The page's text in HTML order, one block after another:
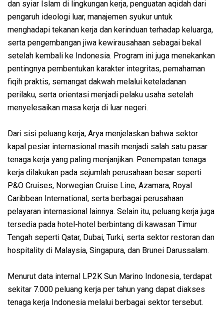
dan syiar Islam di lingkungan kerja, penguatan aqidah dari
pengaruh ideologi luar, manajemen syukur untuk
menghadapi tekanan kerja dan kerinduan terhadap keluarga,
serta pengembangan jiwa kewirausahaan sebagai bekal
setelah kembali ke Indonesia. Program ini juga menekankan
pentingnya pembentukan karakter integritas, pemahaman
fiqih praktis, semangat dakwah melalui keteladanan
perilaku, serta orientasi menjadi pelaku usaha setelah
menyelesaikan masa kerja di luar negeri.
Dari sisi peluang kerja, Arya menjelaskan bahwa sektor
kapal pesiar internasional masih menjadi salah satu pasar
tenaga kerja yang paling menjanjikan. Penempatan tenaga
kerja dilakukan pada sejumlah perusahaan besar seperti
P&O Cruises, Norwegian Cruise Line, Azamara, Royal
Caribbean International, serta berbagai perusahaan
pelayaran internasional lainnya. Selain itu, peluang kerja juga
tersedia pada hotel-hotel berbintang di kawasan Timur
Tengah seperti Qatar, Dubai, Turki, serta sektor restoran dan
hospitality di Malaysia, Singapura, dan Brunei Darussalam.
Menurut data internal LP2K Sun Marino Indonesia, terdapat
sekitar 7.000 peluang kerja per tahun yang dapat diakses
tenaga kerja Indonesia melalui berbagai sektor tersebut.